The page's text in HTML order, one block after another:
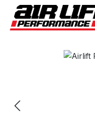
Bildergalerie